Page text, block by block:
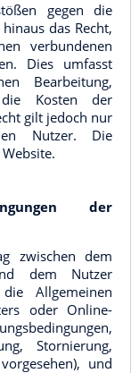
gegen die
das Recht,
verbundenen
Dies umfasst
Bearbeitung,
Kosten der
gilt jedoch nur
Nutzer. Die
der
zwischen dem
dem Nutzer
Allgemeinen
oder Online-
Stornierung,
und